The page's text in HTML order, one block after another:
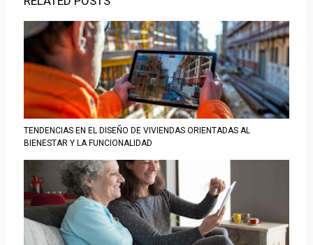
TENDENCIAS EN EL DISEÑO DE VIVIENDAS ORIENTADAS AL
BIENESTAR Y LA FUNCIONALIDAD